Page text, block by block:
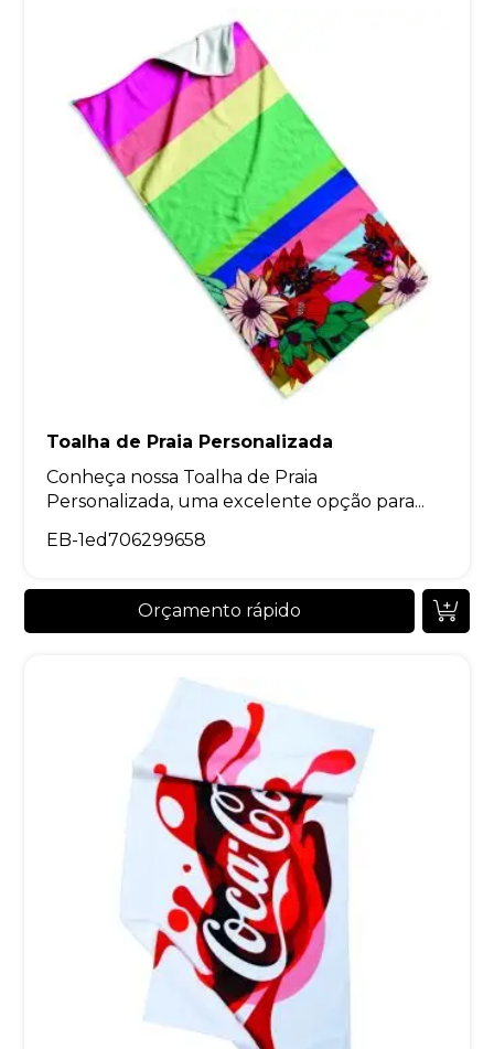
Toalha de Praia Personalizada
Conheça nossa Toalha de Praia
Personalizada, uma excelente opção para...
EB-1ed706299658
Orçamento rápido